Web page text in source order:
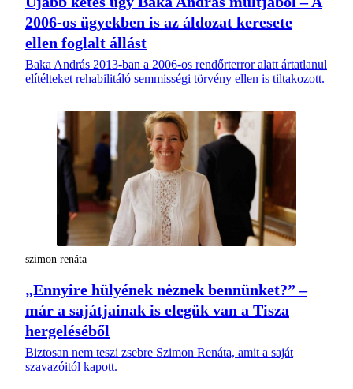
2006-os ügyekben is az áldozat keresete
ellen foglalt állást
Baka András 2013-ban a 2006-os rendőrterror alatt ártatlanul
elítélteket rehabilitáló semmisségi törvény ellen is tiltakozott.
szimon renáta
„Ennyire hülyének nėznek bennünket?” –
már a sajátjainak is elegük van a Tisza
hergeléséből
Biztosan nem teszi zsebre Szimon Renáta, amit a saját
szavazóitól kapott.